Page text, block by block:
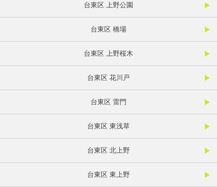
台東区 上野公園
台東区 橋場
台東区 上野桜木
台東区 花川戸
台東区 雷門
台東区 東浅草
台東区 北上野
台東区 東上野